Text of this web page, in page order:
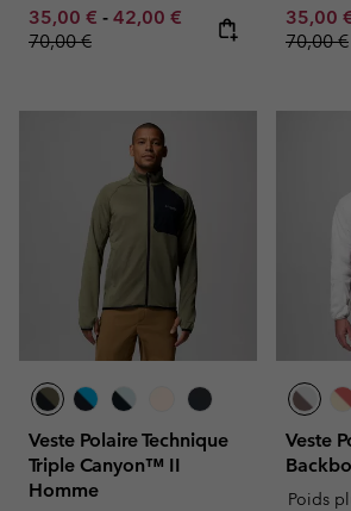
Minimum sale price:
35,00 € - Maximum sale price:
42,00 € Regular price:
70,00 €
35,00
70,00 €
Veste Polaire Technique
Triple Canyon™ II
Homme
Veste
Poids